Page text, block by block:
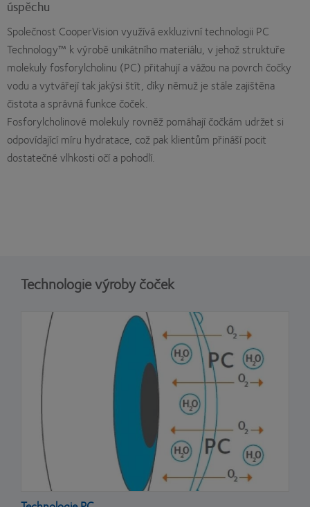
úspěchu
Společnost CooperVision využívá exkluzivní technologii PC
Technology™ k výrobě unikátního materiálu, v jehož struktuře
molekuly fosforylcholinu (PC) přitahují a vážou na povrch čočky
vodu a vytvářejí tak jakýsi štít, díky němuž je stále zajištěna
čistota a správná funkce čoček.
Fosforylcholinové molekuly rovněž pomáhají čočkám udržet si
odpovídající míru hydratace, což pak klientům přináší pocit
dostatečné vlhkosti očí a pohodlí.
Technologie výroby čoček